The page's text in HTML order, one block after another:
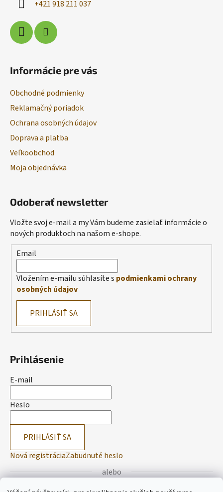
+421 918 211 037
Informácie pre vás
Obchodné podmienky
Reklamačný poriadok
Ochrana osobných údajov
Doprava a platba
Veľkoobchod
Moja objednávka
Odoberať newsletter
Vložte svoj e-mail a my Vám budeme zasielať informácie o
nových produktoch na našom e-shope.
Email
Vložením e-mailu súhlasíte s podmienkami ochrany
osobných údajov
PRIHLÁSIŤ SA
Prihlásenie
E-mail
Heslo
PRIHLÁSIŤ SA
Nová registráciaZabudnuté heslo
alebo